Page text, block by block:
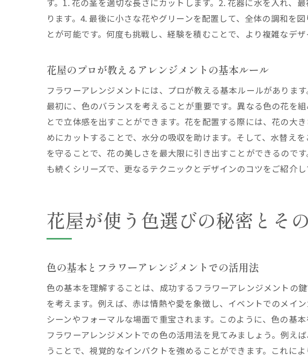
冬の花を使った暖か
季節ごとの花の選び方
季節感を演出するため
器の種類とフラワーア
花屋が教える器の選び
器によって変わるアレ
オケージョンに合わせ
花と器のバランスを取
花屋が薦めるおすすめ
テーマ別アレンジメン
異なるスタイルのアレ
フラワーアレンジメン
花屋がすすめるアレン
す。1. 花の茎を適切な長さにカットします。2. 花器に水を入れ、
ります。4. 最後に小さな花やグリーンを配置して、全体の調和を
とが可能です。何度も挑戦し、経験を積むことで、より複雑なデ
花屋のプロが教えるアレンジメントの基本ルール
フラワーアレンジメントには、プロが教える基本ルールがありま
最初に、色のバランスを考えることが重要です。異なる色の花を
とで立体感を出すことができます。花を配置する際には、花の大
めにカットすることで、水分の吸収を助けます。そして、水替え
を守ることで、花の美しさを最大限に引き出すことができるので
も続くシリーズで、更なるテクニックとデザインのコツをご紹介
花屋が使う色選びの秘密とそ
色の基本とフラワーアレンジメントでの活用法
色の基本を理解することは、成功するフラワーアレンジメントの
を考えます。例えば、赤は情熱や愛を象徴し、イベントでのメイ
シーンやフォーマルな場面で重宝されます。このように、色の基
フラワーアレンジメントでの色の活用法を見てみましょう。例え
うことで、視覚的なインパクトを強めることができます。これに